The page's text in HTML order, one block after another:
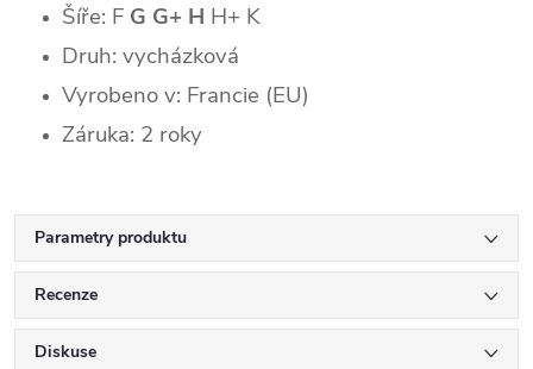
Šíře: F G G+ H H+ K
Druh: vycházková
Vyrobeno v: Francie (EU)
Záruka: 2 roky
Parametry produktu
Recenze
Diskuse